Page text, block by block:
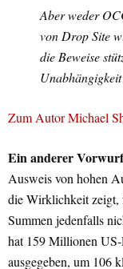
Aber weder
von Drop Site
die Beweise
Zum Autor Michael
Ein anderer
Ausweis von hohen
die Wirklichkeit zeigt,
Summen jedenfalls
hat 159 Millionen US-
ausgegeben, um 106